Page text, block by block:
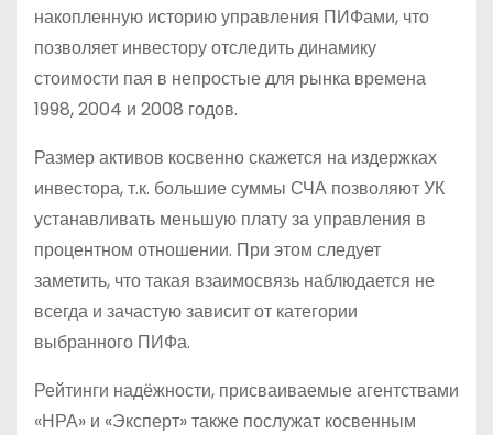
накопленную историю управления ПИФами, что
позволяет инвестору отследить динамику
стоимости пая в непростые для рынка времена
1998, 2004 и 2008 годов.
Размер активов косвенно скажется на издержках
инвестора, т.к. большие суммы СЧА позволяют УК
устанавливать меньшую плату за управления в
процентном отношении. При этом следует
заметить, что такая взаимосвязь наблюдается не
всегда и зачастую зависит от категории
выбранного ПИФа.
Рейтинги надёжности, присваиваемые агентствами
«НРА» и «Эксперт» также послужат косвенным